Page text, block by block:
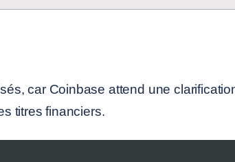
car Coinbase attend une
titres financiers.